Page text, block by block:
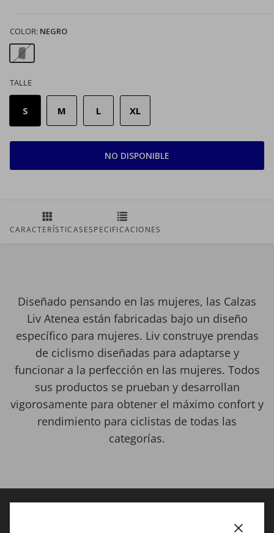
COLOR: NEGRO
TALLE
S M L XL
NO DISPONIBLE
CARACTERÍSTICASESPECIFICACIONES
Diseñado pensando en las mujeres, las Calzas
Liv Atenea están fabricadas bajo un diseño
específico para mujeres. Liv construye prendas
de ciclismo diseñadas para adaptarse y
funcionar a la perfección en las mujeres. Todos
sus productos se prueban y desarrollan
vigorosamente para obtener el máximo confort y
rendimiento para ciclistas de todas las
categorías.